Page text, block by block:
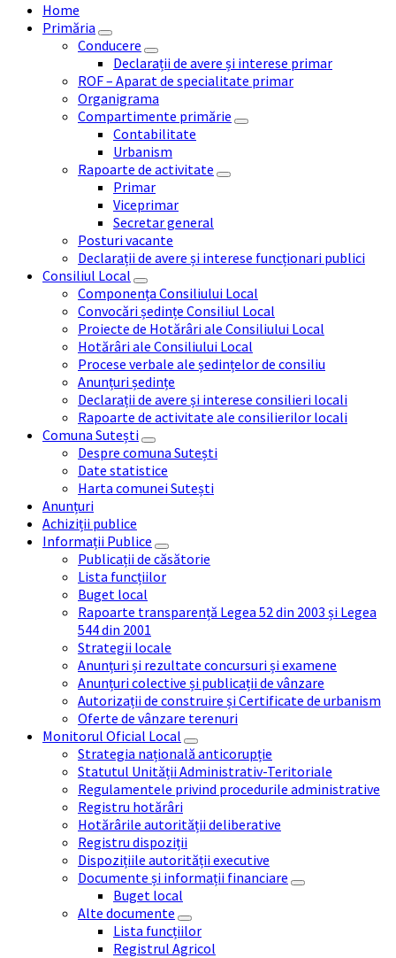
Home
Primăria
Conducere
Declarații de avere și interese primar
ROF – Aparat de specialitate primar
Organigrama
Compartimente primărie
Contabilitate
Urbanism
Rapoarte de activitate
Primar
Viceprimar
Secretar general
Posturi vacante
Declarații de avere și interese funcționari publici
Consiliul Local
Componența Consiliului Local
Convocări ședințe Consiliul Local
Proiecte de Hotărâri ale Consiliului Local
Hotărâri ale Consiliului Local
Procese verbale ale ședințelor de consiliu
Anunțuri ședințe
Declarații de avere și interese consilieri locali
Rapoarte de activitate ale consilierilor locali
Comuna Sutești
Despre comuna Sutești
Date statistice
Harta comunei Sutești
Anunțuri
Achiziții publice
Informații Publice
Publicații de căsătorie
Lista funcțiilor
Buget local
Rapoarte transparență Legea 52 din 2003 și Legea
544 din 2001
Strategii locale
Anunțuri și rezultate concursuri și examene
Anunțuri colective și publicații de vânzare
Autorizații de construire și Certificate de urbanism
Oferte de vânzare terenuri
Monitorul Oficial Local
Strategia națională anticorupție
Statutul Unității Administrativ-Teritoriale
Regulamentele privind procedurile administrative
Registru hotărâri
Hotărârile autorității deliberative
Registru dispoziții
Dispozițiile autorității executive
Documente și informații financiare
Buget local
Alte documente
Lista funcțiilor
Registrul Agricol